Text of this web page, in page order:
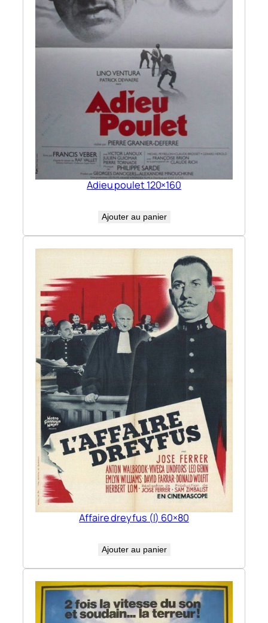
Adieu poulet 120×160
Ajouter au panier
Affaire dreyfus (l) 60×80
Ajouter au panier